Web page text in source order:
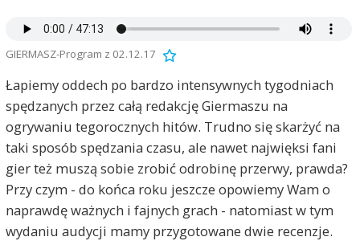
GIERMASZ-Program z 02.12.17
Łapiemy oddech po bardzo intensywnych tygodniach
spędzanych przez całą redakcję Giermaszu na
ogrywaniu tegorocznych hitów. Trudno się skarżyć na
taki sposób spędzania czasu, ale nawet najwięksi fani
gier też muszą sobie zrobić odrobinę przerwy, prawda?
Przy czym - do końca roku jeszcze opowiemy Wam o
naprawdę ważnych i fajnych grach - natomiast w tym
wydaniu audycji mamy przygotowane dwie recenzje.